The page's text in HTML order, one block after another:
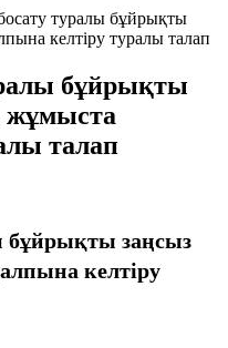
туралы бұйрықты
келтіру туралы талап
бұйрықты
жұмыста
талап
бұйрықты заңсыз
келтіру